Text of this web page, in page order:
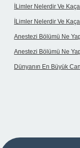
İLimler Nelerdir Ve Kaça
İLimler Nelerdir Ve Kaça
Anestezi Bölümü Ne
Anestezi Bölümü Ne
Dünyanın En Büyük
giriş